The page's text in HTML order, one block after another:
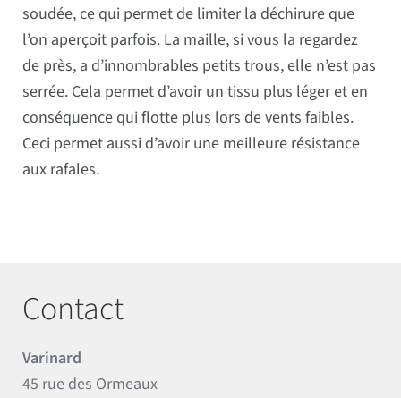
soudée, ce qui permet de limiter la déchirure que
l’on aperçoit parfois. La maille, si vous la regardez
de près, a d’innombrables petits trous, elle n’est pas
serrée. Cela permet d’avoir un tissu plus léger et en
conséquence qui flotte plus lors de vents faibles.
Ceci permet aussi d’avoir une meilleure résistance
aux rafales.
Contact
Varinard
45 rue des Ormeaux